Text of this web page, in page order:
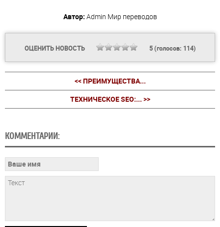
Автор: Admin Мир переводов
ОЦЕНИТЬ НОВОСТЬ 5(голосов: 114)
<< ПРЕИМУЩЕСТВА...
ТЕХНИЧЕСКОЕ SEO:... >>
КОММЕНТАРИИ: